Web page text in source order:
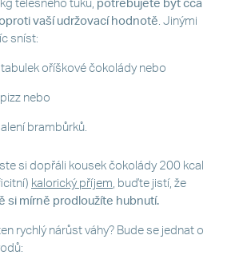
tělesného tuku, potřebujete být cca
vaší udržovací hodnotě. Jinými
sníst:
oříškové čokolády nebo
nebo
brambůrků.
si dopřáli kousek čokolády 200 kcal
kalorický příjem, buďte jistí, že
si mírně prodloužíte hubnutí.
rychlý nárůst váhy? Bude se jednat o